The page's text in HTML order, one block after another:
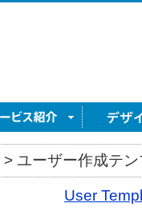
> ユーザー作成テ
User